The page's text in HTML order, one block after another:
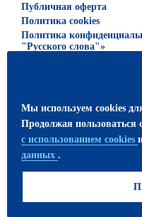
Публичная оферта
Политика cookies
Политика
"Русского слова"»
возможно только с
издательства.
Мы используем cookies
Продолжая пользоваться
с использованием cookies
данных .